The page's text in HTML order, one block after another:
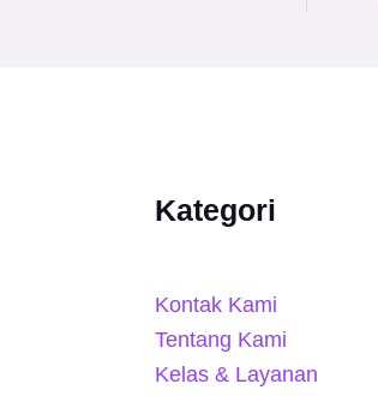
Kategori
Kontak Kami
Tentang Kami
Kelas & Layanan